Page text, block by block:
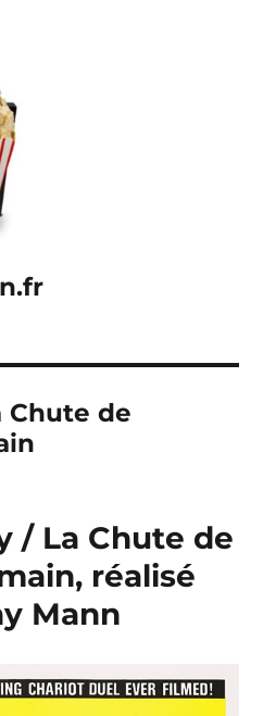
Chute de
/ La Chute de
réalisé
Mann